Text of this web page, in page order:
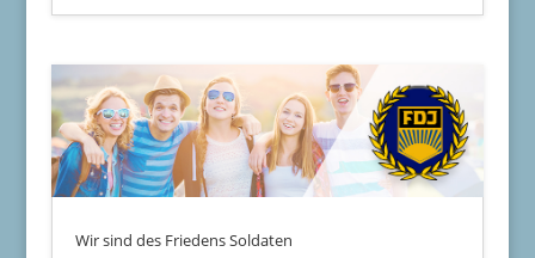
Wir sind des Friedens Soldaten